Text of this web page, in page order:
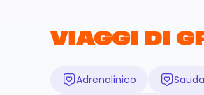
VIAGGI DI
Adrenalinico